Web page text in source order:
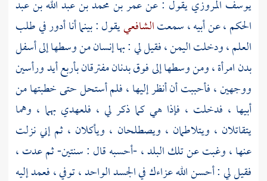
يوسف المروزييقول : عنعمر بن محمد بن عبد الله بن عبد
الحكم، عن أبيه ، سمعتالشافعييقول : بينما أنا أدور في طلب
العلم ، ودخلتاليمن، فقيل لي : بها إنسان من وسطها إلى أسفل
بدن امرأة ، ومن وسطها إلى فوق بدنان مفترقان بأربع أيد ورأسين
ووجهين ، فأحببت أن أنظر إليها ، فلم أستحل حتى خطبتها من
أبيها ، فدخلت ، فإذا هي كما ذكر لي ، فلعهدي بهما ، وهما
يتقاتلان ، ويتلاطمان ، ويصطلحان ، ويأكلان ، ثم إني نزلت
عنها ، وغبت عن تلك البلد ، -أحسبه قال : سنتين- ثم عدت ،
فقيل لي : أحسن الله عزاءك في الجسد الواحد ، توفي ، فعمد إليه